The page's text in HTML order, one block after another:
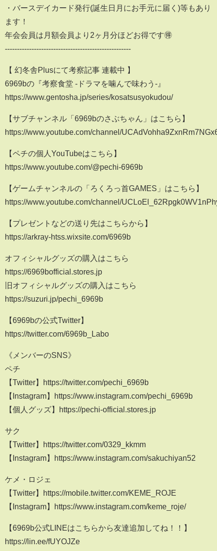
・バースデイカード発行(誕生日月にお手元に届く)等もあり
ます！
年会会員は月額会員より2ヶ月分ほどお得です🉐
----------------------------------------------------
【 幻冬舎Plusにて考察記事 連載中 】
6969bの『考察食堂 -ドラマを噛んで味わう-』
https://www.gentosha.jp/series/kosatsusyokudou/
【サブチャンネル「6969bのさぶちゃん」はこちら】
https://www.youtube.com/channel/
【ペチの個人YouTubeはこちら】
https://www.youtube.com/@pechi-6969b
【ゲームチャンネルの「ろくろっ首GAMES」はこちら】
https://www.youtube.com/channel/
【プレゼントなどの送り先はこちらから】
https://arkray-htss.wixsite.com/6969b
オフィシャルグッズの購入はこちら
https://6969bofficial.stores.jp
旧オフィシャルグッズの購入はこちら
https://suzuri.jp/pechi_6969b
【6969bの公式Twitter】
https://twitter.com/6969b_Labo
《メンバーのSNS》
ペチ
【Twitter】https://twitter.com/pechi_6969b
【Instagram】https://www.instagram.com/pechi_6969b
【個人グッズ】https://pechi-official.stores.jp
サク
【Twitter】https://twitter.com/0329_kkmm
【Instagram】https://www.instagram.com/sakuchiyan52
ケメ・ロジェ
【Twitter】https://mobile.twitter.com/KEME_ROJE
【Instagram】https://www.instagram.com/keme_roje/
【6969b公式LINEはこちらから友達追加してね！！】
https://lin.ee/fUYOJZe